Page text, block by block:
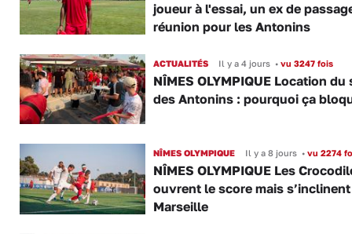
joueur à l'essai, un ex de
réunion pour les Antonins
ACTUALITÉS Il y a 4 jours •vu 3247 fois
NÎMES OLYMPIQUE Location du
des Antonins : pourquoi ça
NÎMES OLYMPIQUE Il y a 8 jours •vu 2274
NÎMES OLYMPIQUE Les
ouvrent le score mais s’inclinent
Marseille